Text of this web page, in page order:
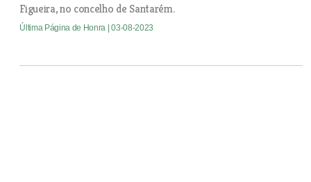
Figueira, no concelho de Santarém.
Última Página de Honra | 03-08-2023